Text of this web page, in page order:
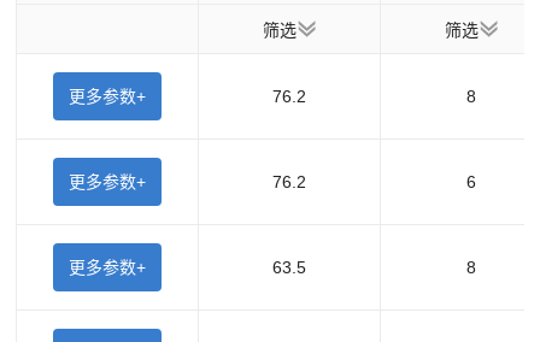
筛选 筛选
更多参数+ 76.2 8
更多参数+ 76.2 6
更多参数+ 63.5 8